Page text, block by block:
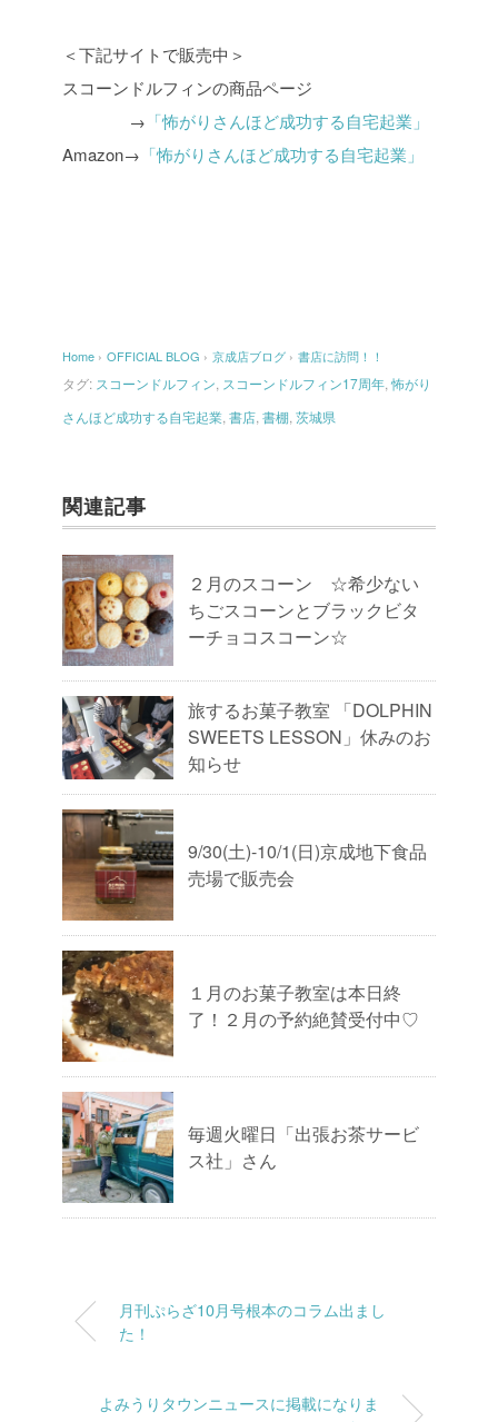
＜下記サイトで販売中＞
スコーンドルフィンの商品ページ
→ 「怖がりさんほど成功する自宅起業」
Amazon→ 「怖がりさんほど成功する自宅起業」
Home › OFFICIAL BLOG › 京成店ブログ › 書店に訪問！！
タグ: スコーンドルフィン スコーンドルフィン17周年 ,怖がり
さんほど成功する自宅起業 書店 書棚 茨城県
関連記事
２月のスコーン ☆希少ない
ちごスコーンとブラックビタ
ーチョコスコーン☆
旅するお菓子教室 「DOLPHIN
SWEETS LESSON」休みのお
知らせ
9/30(土)-10/1(日)京成地下食品
売場で販売会
１月のお菓子教室は本日終
了！２月の予約絶賛受付中♡
毎週火曜日「出張お茶サービ
ス社」さん
月刊ぷらざ10月号根本のコラム出まし
た！
よみうりタウンニュースに掲載になりま